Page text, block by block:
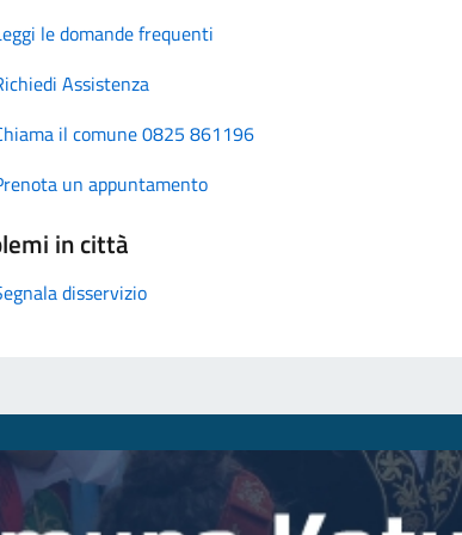
le domande frequenti
Assistenza
il comune 0825 861196
un appuntamento
in città
disservizio